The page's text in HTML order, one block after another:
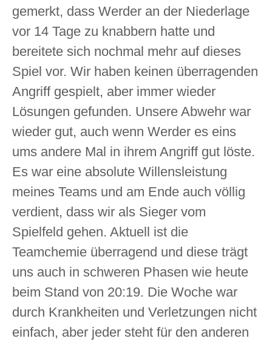
gemerkt, dass Werder an der Niederlage
vor 14 Tage zu knabbern hatte und
bereitete sich nochmal mehr auf dieses
Spiel vor. Wir haben keinen überragenden
Angriff gespielt, aber immer wieder
Lösungen gefunden. Unsere Abwehr war
wieder gut, auch wenn Werder es eins
ums andere Mal in ihrem Angriff gut löste.
Es war eine absolute Willensleistung
meines Teams und am Ende auch völlig
verdient, dass wir als Sieger vom
Spielfeld gehen. Aktuell ist die
Teamchemie überragend und diese trägt
uns auch in schweren Phasen wie heute
beim Stand von 20:19. Die Woche war
durch Krankheiten und Verletzungen nicht
einfach, aber jeder steht für den anderen